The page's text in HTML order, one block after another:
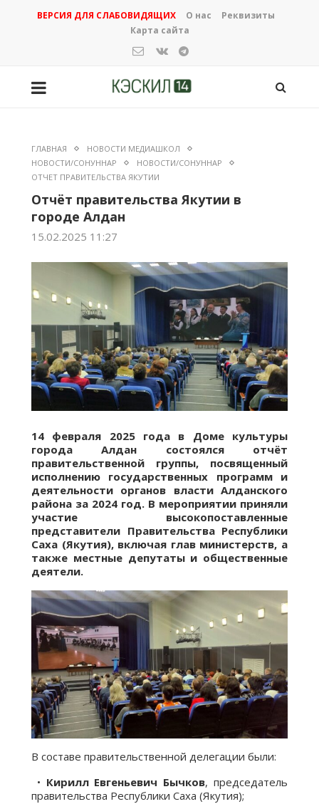
ВЕРСИЯ ДЛЯ СЛАБОВИДЯЩИХ О нас
Реквизиты
Карта сайта
ГЛАВНАЯ
НОВОСТИ МЕДИАШКОЛ
НОВОСТИ/СОНУННАР
НОВОСТИ/СОНУННАР
ОТЧЕТ ПРАВИТЕЛЬСТВА ЯКУТИИ
Отчёт правительства Якутии в
городе Алдан
15.02.2025 11:27
14 февраля 2025 года в Доме культуры
города Алдан состоялся отчёт
правительственной группы, посвященный
исполнению государственных программ и
деятельности органов власти Алданского
района за 2024 год. В мероприятии приняли
участие высокопоставленные
представители Правительства Республики
Саха (Якутия), включая глав министерств, а
также местные депутаты и общественные
деятели.
В составе правительственной делегации были:
• Кирилл Евгеньевич Бычков, председатель
правительства Республики Саха (Якутия);